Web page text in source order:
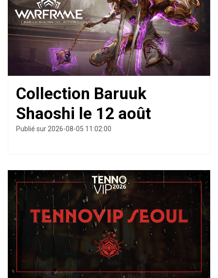
Collection Baruuk
Shaoshi le 12 août
Publié sur 2026-08-05 11:02:00